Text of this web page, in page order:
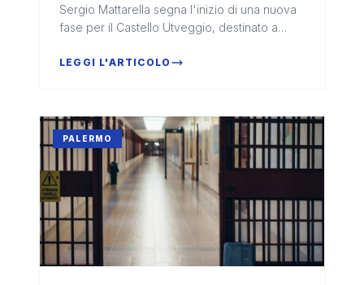
Sergio Mattarella segna l'inizio di una nuova
fase per il Castello Utveggio, destinato a
per congressi, eventi is...
LEGGI L'ARTICOLO
PALERMO